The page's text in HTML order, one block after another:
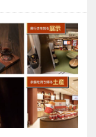
連載エッセイ
／喫茶店の書
斎から ㊸
「折々のこと
おもしろ有馬